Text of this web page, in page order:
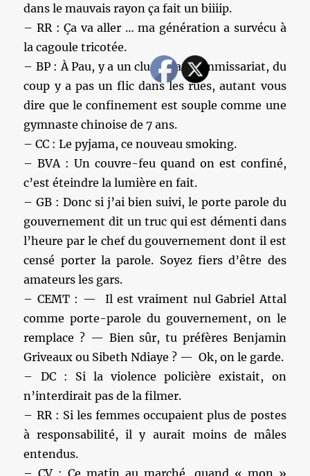
dans le mauvais rayon ça fait un biiiip.
– RR : Ça va aller … ma génération a survécu à
la cagoule tricotée.
– BP : À Pau, y a un cluster au commissariat, du
coup y a pas un flic dans les rues, autant vous
dire que le confinement est souple comme une
gymnaste chinoise de 7 ans.
– CC : Le pyjama, ce nouveau smoking.
– BVA : Un couvre-feu quand on est confiné,
c’est éteindre la lumière en fait.
– GB : Donc si j’ai bien suivi, le porte parole du
gouvernement dit un truc qui est démenti dans
l’heure par le chef du gouvernement dont il est
censé porter la parole. Soyez fiers d’être des
amateurs les gars.
– CEMT : — Il est vraiment nul Gabriel Attal
comme porte-parole du gouvernement, on le
remplace ? — Bien sûr, tu préfères Benjamin
Griveaux ou Sibeth Ndiaye ? — Ok, on le garde.
– DC : Si la violence policière existait, on
n’interdirait pas de la filmer.
– RR : Si les femmes occupaient plus de postes
à responsabilité, il y aurait moins de mâles
entendus.
– CV : Ce matin au marché, quand « mon »